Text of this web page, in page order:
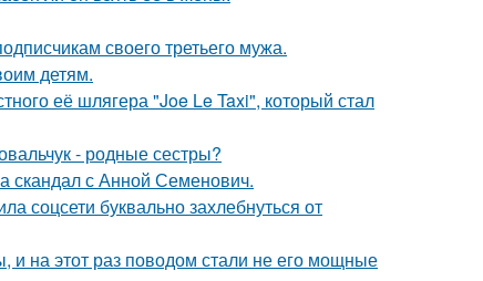
своего третьего мужа.
детям.
её шлягера "Joe Le Taxi", который стал
- родные сестры?
скандал с Анной Семенович.
соцсети буквально захлебнуться от
и на этот раз поводом стали не его мощные